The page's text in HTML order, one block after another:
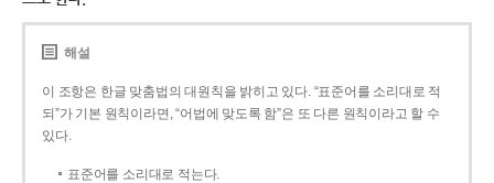
해설
이 조항은 한글 맞춤법의 대원칙을 밝히고 있다. “표준어를 소리대로 적
되”가 기본 원칙이라면, “어법에 맞도록 함”은 또 다른 원칙이라고 할 수
있다.
표준어를 소리대로 적는다.